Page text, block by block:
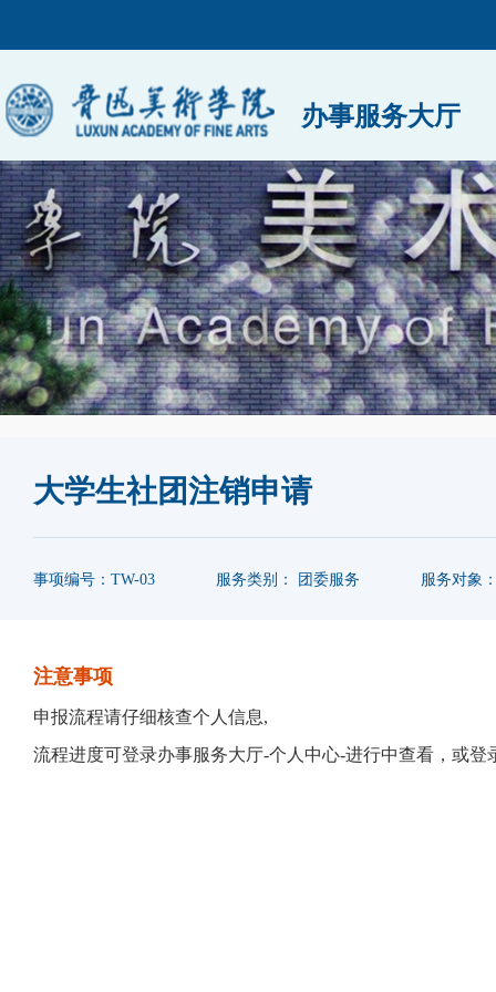
办事服务大厅
大学生社团注销申请
事项编号：TW-03 服务类别： 团委服务 服务对象
注意事项
申报流程请仔细核查个人信息,
流程进度可登录办事服务大厅-个人中心-进行中查看，或